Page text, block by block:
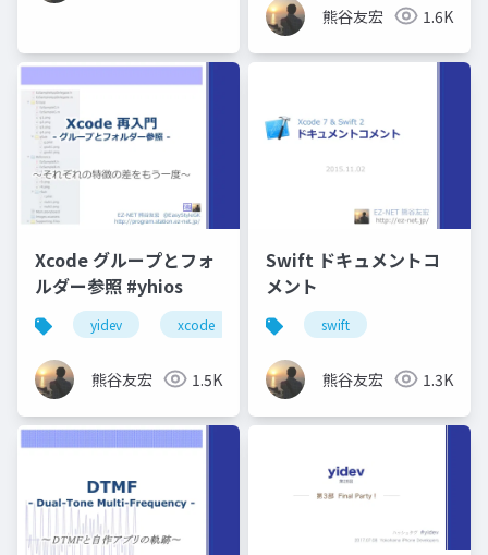
熊谷友宏 1.6K
Xcode グループとフォ
ルダー参照 #yhios
yidev xcode 横浜へなちょこ勉強会
熊谷友宏 1.5K
Swift ドキュメントコ
メント
swift
熊谷友宏 1.3K